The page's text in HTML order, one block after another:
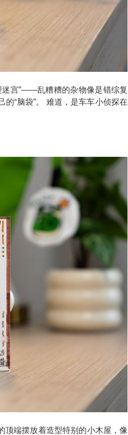
迷宫”——乱糟糟的杂物像是错综复
“脑袋”。 难道，是车车小侦探在
顶端摆放着造型特别的小木屋，像